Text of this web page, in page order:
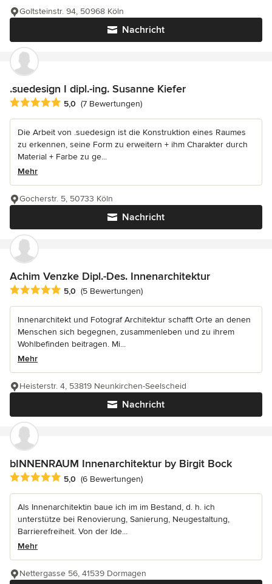
Nachricht
Goltsteinstr. 94, 50968 Köln
.suedesign I dipl.-ing. Susanne Kiefer
Durchschnittliche Bewertung: 5 von 5 Sternen
5,0 (7 Bewertungen)
Die Arbeit von .suedesign ist die Konstruktion eines Raumes
zu erkennen, seine Form zu erweitern + ihm Charakter durch
Material + Farbe zu ge...
Mehr
Nachricht
Gocherstr. 5, 50733 Köln
Achim Venzke Dipl.-Des. Innenarchitektur
Durchschnittliche Bewertung: 5 von 5 Sternen
5,0 (5 Bewertungen)
Innenarchitekt und Fotograf Architektur schafft Orte an denen
Menschen sich begegnen, zusammenleben und zu ihrem
Wohlbefinden beitragen. Mi...
Mehr
Nachricht
Heisterstr. 4, 53819 Neunkirchen-Seelscheid
bINNENRAUM Innenarchitektur by Birgit Bock
Durchschnittliche Bewertung: 5 von 5 Sternen
5,0 (6 Bewertungen)
Als Innenarchitektin baue ich im im Bestand, d. h. ich
unterstütze bei Renovierung, Sanierung, Neugestaltung,
Barrierefreiheit. Von der Ide...
Mehr
Nettergasse 56, 41539 Dormagen